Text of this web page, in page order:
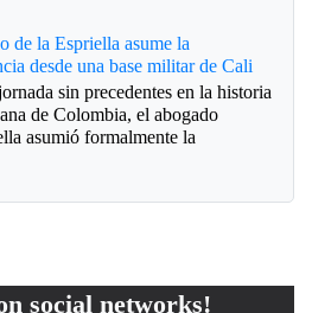
de la Espriella asume la
desde una base militar de Cali
sin precedentes en la historia
de Colombia, el abogado
asumió formalmente la
social networks!